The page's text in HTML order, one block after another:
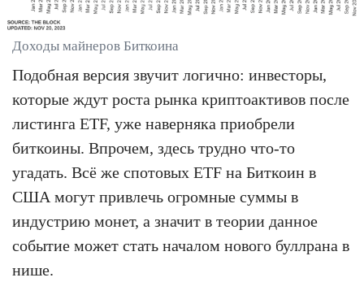
Доходы майнеров Биткоина
Подобная версия звучит логично: инвесторы,
которые ждут роста рынка криптоактивов после
листинга ETF, уже наверняка приобрели
биткоины. Впрочем, здесь трудно что-то
угадать. Всё же спотовых ETF на Биткоин в
США могут привлечь огромные суммы в
индустрию монет, а значит в теории данное
событие может стать началом нового буллрана в
нише.